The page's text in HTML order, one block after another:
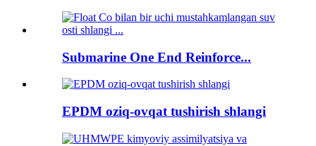
Submarine One End Reinforce...
EPDM oziq-ovqat tushirish shlangi